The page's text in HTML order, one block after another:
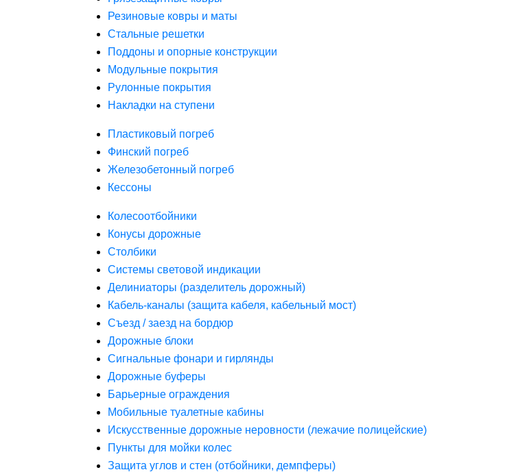
Резиновые ковры и маты
Стальные решетки
Поддоны и опорные конструкции
Модульные покрытия
Рулонные покрытия
Накладки на ступени
Пластиковый погреб
Финский погреб
Железобетонный погреб
Кессоны
Колесоотбойники
Конусы дорожные
Столбики
Системы световой индикации
Делиниаторы (разделитель дорожный)
Кабель-каналы (защита кабеля, кабельный мост)
Съезд / заезд на бордюр
Дорожные блоки
Сигнальные фонари и гирлянды
Дорожные буферы
Барьерные ограждения
Мобильные туалетные кабины
Искусственные дорожные неровности (лежачие полицейские)
Пункты для мойки колес
Защита углов и стен (отбойники, демпферы)